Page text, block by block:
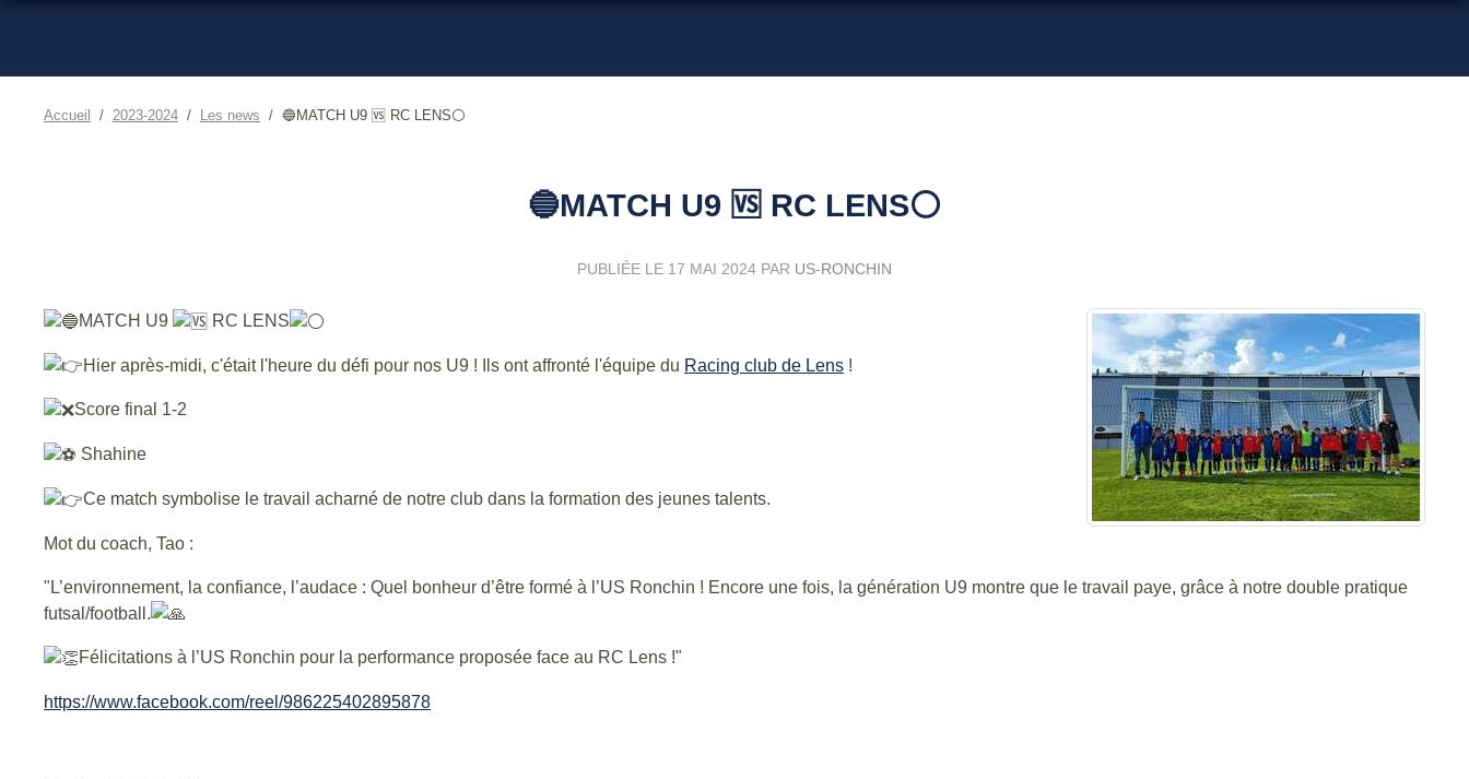
Accueil 2023-2024 Les news 🔵MATCH U9 🆚️ RC LENS⚪
🔵MATCH U9 🆚️ RC LENS⚪
PUBLIÉE LE 17 MAI 2024 PAR US-RONCHIN
MATCH U9 RC LENS
Hier après-midi, c'était l'heure du défi pour nos U9 ! Ils ont affronté l'équipe du Racing club de Lens !
Score final 1-2
Shahine
Ce match symbolise le travail acharné de notre club dans la formation des jeunes talents.
Mot du coach, Tao :
"L’environnement, la confiance, l’audace : Quel bonheur d’être formé à l’US Ronchin ! Encore une fois, la génération U9 montre que le travail paye, grâce à notre double pratique
futsal/football.
Félicitations à l’US Ronchin pour la performance proposée face au RC Lens !"
https://www.facebook.com/reel/986225402895878